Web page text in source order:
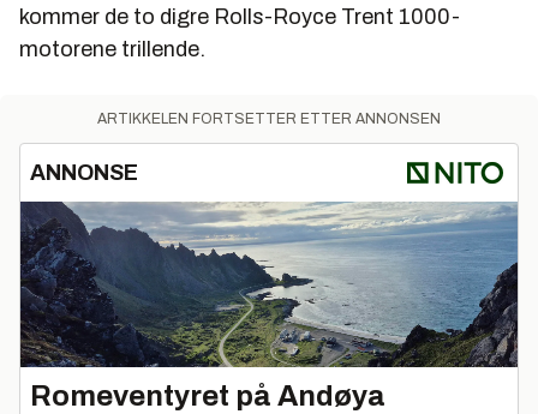
kommer de to digre Rolls-Royce Trent 1000-
motorene trillende.
ARTIKKELEN FORTSETTER ETTER ANNONSEN
ANNONSE
Romeventyret på Andøya